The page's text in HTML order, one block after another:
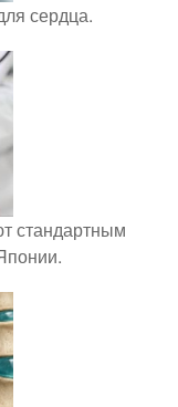
сердца.
стандартным